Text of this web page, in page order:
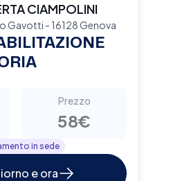
CIAMPOLINI
Gavotti - 16128 Genova
Prezzo
58€
in sede
e ora